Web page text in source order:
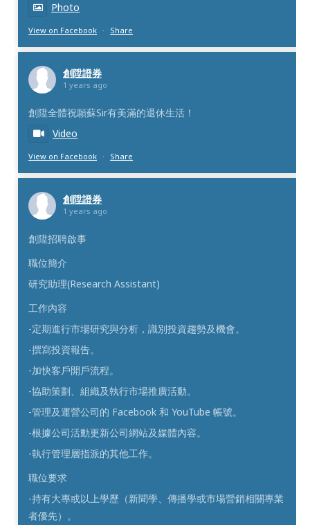
Photo
View on Facebook · Share
創陞證券
1 years ago
創陞全體祝願蘇Sir有美滿的退休生活！
Video
View on Facebook · Share
創陞證券
1 years ago
創陞招聘啟事
職位簡介
研究助理(Research Assistant)
工作內容
-定期進行市場研究與分析，識別投資趨勢及機會。
-撰寫投資報告。
-加快客戶開戶流程。
-協助策劃、組織及執行市場推廣活動。
-管理及運營公司的 Facebook 和 YouTube 帳號。
-根據公司活動更新公司網站及媒體內容。
-執行管理層指派的其他工作。
職位要求
-持有大專或以上學歷（新聞學、傳播學或市場營銷相關專業
者優先）。